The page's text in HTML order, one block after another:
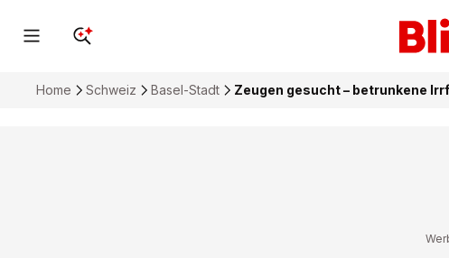
Home Schweiz Basel-Stadt Zeugen gesucht – betrunkene